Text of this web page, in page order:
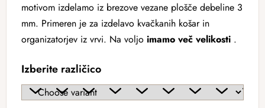
motivom izdelamo iz brezove vezane plošče debeline 3
mm. Primeren je za izdelavo kvačkanih košar in
organizatorjev iz vrvi. Na voljo imamo več velikosti .
Izberite različico